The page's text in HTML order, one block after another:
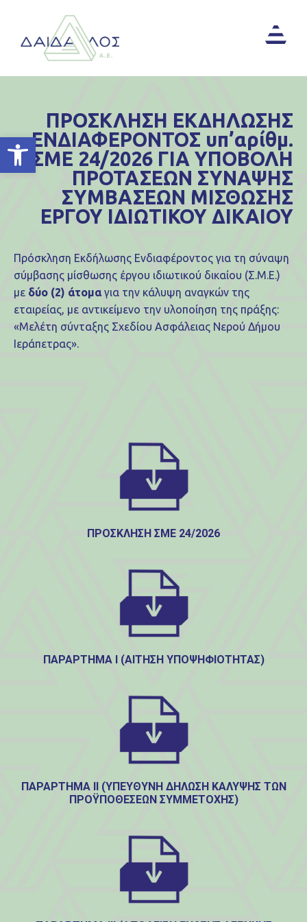
Ανοίξτε τη γραμμή εργαλείων
Πρόσκληση Εκδήλωσης Ενδιαφέροντος για τη σύναψη
σύμβασης μίσθωσης έργου ιδιωτικού δικαίου (Σ.Μ.Ε.)
με δύο (2) άτομαγια την κάλυψη αναγκών της
εταιρείας, με αντικείμενο την υλοποίηση της πράξης:
«Μελέτη σύνταξης Σχεδίου Ασφάλειας Νερού Δήμου
Ιεράπετρας».
ΠΡΟΣΚΛΗΣΗ ΕΚΔΗΛΩΣΗΣ
ΕΝΔΙΑΦΕΡΟΝΤΟΣ υπ’αρίθμ.
ΣΜΕ 24/2026 ΓΙΑ ΥΠΟΒΟΛΗ
ΠΡΟΤΑΣΕΩΝ ΣΥΝΑΨΗΣ
ΣΥΜΒΑΣΕΩΝ ΜΙΣΘΩΣΗΣ
ΕΡΓΟΥ ΙΔΙΩΤΙΚΟΥ ΔΙΚΑΙΟΥ
ΠΡΟΣΚΛΗΣΗ ΣΜΕ 24/2026
ΠΑΡΑΡΤΗΜΑ Ι (ΑΊΤΗΣΗ ΥΠΟΨΗΦΙΌΤΗΤΑΣ)
ΠΑΡΑΡΤΗΜΑ ΙΙ (ΥΠΕΎΘΥΝΗ ΔΉΛΩΣΗ ΚΆΛΥΨΗΣ ΤΩΝ
ΠΡΟΫΠΟΘΈΣΕΩΝ ΣΥΜΜΕΤΟΧΉΣ)